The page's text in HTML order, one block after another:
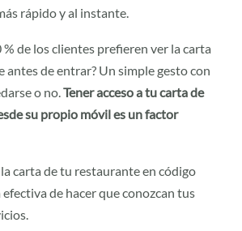
rápido y al instante.
% de los clientes prefieren ver la carta
antes de entrar? Un simple gesto con
o no.Teneraccesoa tu carta de
su propio móvil es un factor
carta de tu restaurante en código
de hacer que conozcan tus